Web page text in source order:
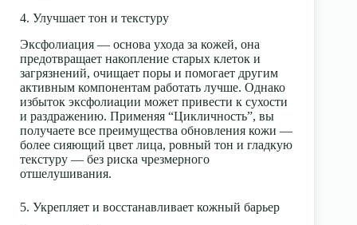
4. Улучшает тон и текстуру
Эксфолиация — основа ухода за кожей, она
предотвращает накопление старых клеток и
загрязнений, очищает поры и помогает другим
активным компонентам работать лучше. Однако
избыток эксфолиации может привести к сухости
и раздражению. Применяя “Цикличность”, вы
получаете все преимущества обновления кожи —
более сияющий цвет лица, ровный тон и гладкую
текстуру — без риска чрезмерного
отшелушивания.
5. Укрепляет и восстанавливает кожный барьер